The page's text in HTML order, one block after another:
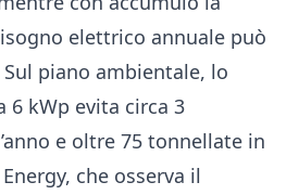
elettrico annuale può
Sul piano ambientale, lo
6 kWp evita circa 3
e oltre 75 tonnellate in
che osserva il